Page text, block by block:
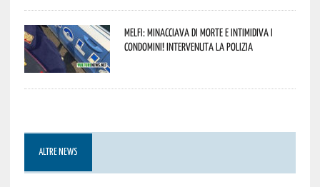
Melfi: minacciava di morte e intimidiva i
condomini! Intervenuta la Polizia
ALTRE NEWS